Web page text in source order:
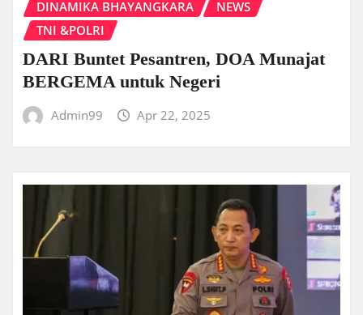
DINAMIKA BHAYANGKARA
NEWS
TNI &POLRI
DARI Buntet Pesantren, DOA Munajat
BERGEMA untuk Negeri
Admin99 Apr 22, 2025